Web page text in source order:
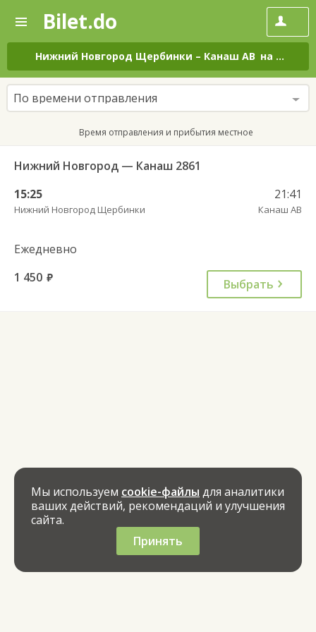
—
Поиск
и
покупка
билетов
на
автобус
онлайн
Bilet.do
Нижний Новгород Щербинки – Канаш АВ на все дни
По времени отправления
Время отправления и прибытия местное
Нижний Новгород — Канаш 2861
15:25
Нижний Новгород Щербинки
21:41
Канаш АВ
Ежедневно
1 450 руб. Выбрать
Мы используем cookie-файлы для аналитики
ваших действий, рекомендаций и улучшения
сайта.
Принять